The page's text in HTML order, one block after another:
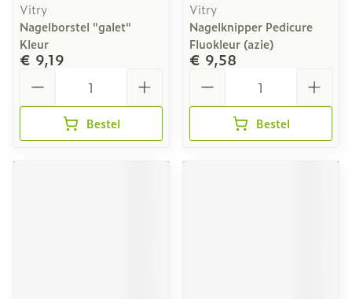
Vitry
Nagelborstel "galet"
Kleur
€ 9,19
Bestel
Vitry
Nagelknipper Pedicure
Fluokleur (azie)
€ 9,58
Bestel